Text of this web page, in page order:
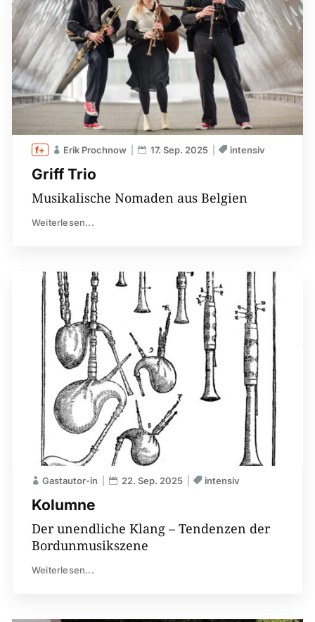
Griff Trio
Erik Prochnow 17. Sep. 2025 intensiv
Musikalische Nomaden aus Belgien
Weiterlesen...
Kolumne
Gastautor-in 22. Sep. 2025 intensiv
Der unendliche Klang – Tendenzen der
Bordunmusikszene
Weiterlesen...